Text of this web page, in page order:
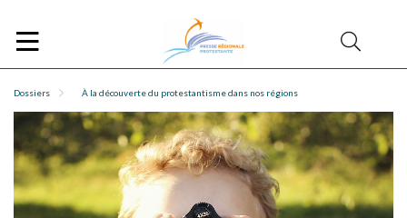
Dossiers À la découverte du protestantisme dans nos régions